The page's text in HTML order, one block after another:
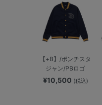
【+B】/ポンチスタ
ジャン/PBロゴ
¥10,500 (税込)